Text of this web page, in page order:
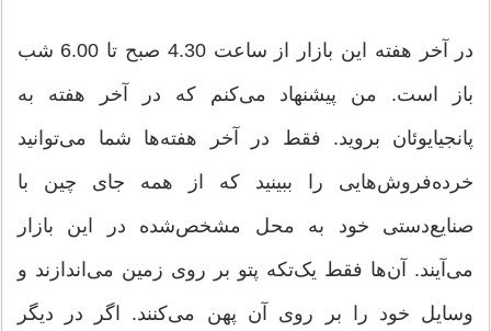
در آخر هفته این بازار از ساعت 4.30 صبح تا 6.00 شب
باز است. من پیشنهاد می‌کنم که در آخر هفته به
پانجیایوئان بروید. فقط در آخر هفته‌ها شما می‌توانید
خرده‌فروش‌هایی را ببینید که از همه جای چین با
صنایع‌دستی خود به محل مشخص‌شده در این بازار
می‌آیند. آن‌ها فقط یک‌تکه پتو بر روی زمین می‌اندازند و
وسایل خود را بر روی آن پهن می‌کنند. اگر در دیگر